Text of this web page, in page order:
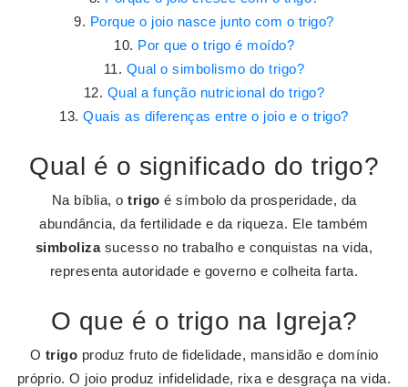
Porque o joio nasce junto com o trigo?
Por que o trigo é moído?
Qual o simbolismo do trigo?
Qual a função nutricional do trigo?
Quais as diferenças entre o joio e o trigo?
Qual é o significado do trigo?
Na bíblia, o trigo é símbolo da prosperidade, da
abundância, da fertilidade e da riqueza. Ele também
simbolizasucesso no trabalho e conquistas na vida,
representa autoridade e governo e colheita farta.
O que é o trigo na Igreja?
O trigo produz fruto de fidelidade, mansidão e domínio
próprio. O joio produz infidelidade, rixa e desgraça na vida.